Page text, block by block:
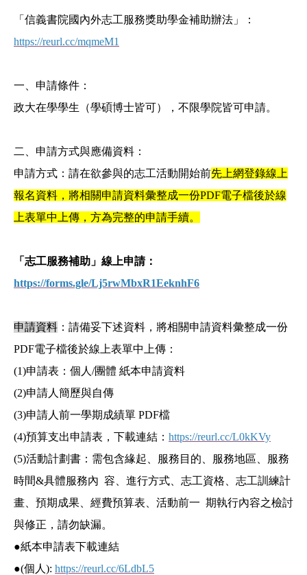
「信義書院國內外志工服務獎助學金補助辦法」：
https://reurl.cc/mqmeM1
一、申請條件：
政大在學學生（學碩博士皆可），不限學院皆可申請。
二、申請方式與應備資料：
申請方式：請在欲參與的志工活動開始前先上網登錄線上
報名資料，將相關申請資料彙整成一份PDF電子檔後於線
上表單中上傳，方為完整的申請手續。
「志工服務補助」線上申請：
https://forms.gle/Lj5rwMbxR1EeknhF6
申請資料 ：請備妥下述資料，將相關申請資料彙整成一份
PDF電子檔後於線上表單中上傳：
(1)申請表：個人/團體 紙本申請資料
(2)申請人簡歷與自傳
(3)申請人前一學期成績單 PDF檔
(4)預算支出申請表，下載連結： https://reurl.cc/L0kKVy
(5)活動計劃書：需包含緣起、服務目的、服務地區、服務
時間&具體服務內 容、進行方式、志工資格、志工訓練計
畫、預期成果、經費預算表、活動前一 期執行內容之檢討
與修正，請勿缺漏。
●紙本申請表下載連結
●(個人): https://reurl.cc/6LdbL5